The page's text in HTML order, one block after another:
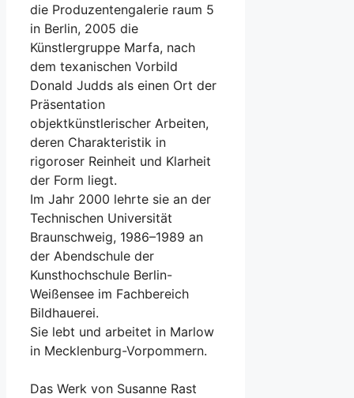
die Produzentengalerie raum 5
in Berlin, 2005 die
Künstlergruppe Marfa, nach
dem texanischen Vorbild
Donald Judds als einen Ort der
Präsentation
objektkünstlerischer Arbeiten,
deren Charakteristik in
rigoroser Reinheit und Klarheit
der Form liegt.
Im Jahr 2000 lehrte sie an der
Technischen Universität
Braunschweig, 1986–1989 an
der Abendschule der
Kunsthochschule Berlin-
Weißensee im Fachbereich
Bildhauerei.
Sie lebt und arbeitet in Marlow
in Mecklenburg-Vorpommern.
Das Werk von Susanne Rast